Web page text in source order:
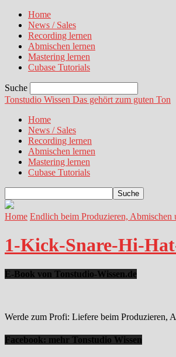
Home
News / Sales
Recording lernen
Abmischen lernen
Mastering lernen
Cubase Tutorials
Suche
Tonstudio Wissen Das gehört zum guten Ton
Home
News / Sales
Recording lernen
Abmischen lernen
Mastering lernen
Cubase Tutorials
Home Endlich beim Produzieren, Abmischen
1-Kick-Snare-Hi-
E-Book von Tonstudio-Wissen.de
Werde zum Profi: Liefere beim Produzieren,
Facebook: mehr Tonstudio Wissen